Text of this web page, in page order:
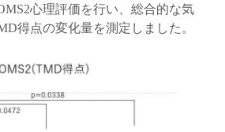
心理評価を行い、総合的な気
得点の変化量を測定しました。